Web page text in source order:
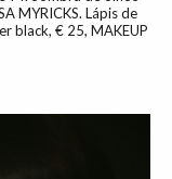
MYRICKS. Lápis de
black, € 25, MAKEUP